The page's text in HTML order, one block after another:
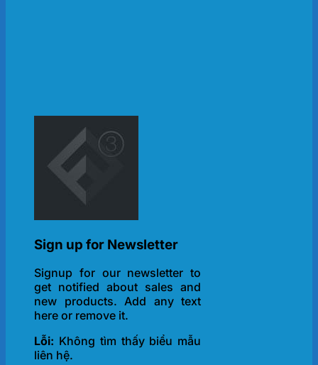
Sign up for Newsletter
Signup for our newsletter to
get notified about sales and
new products. Add any text
here or remove it.
Lỗi: Không tìm thấy biểu mẫu
liên hệ.